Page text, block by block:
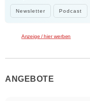
Newsletter Podcast
Anzeige / hier werben
ANGEBOTE